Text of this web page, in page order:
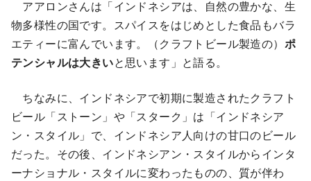
アアロンさんは「インドネシアは、自然の豊かな、生
物多様性の国です。スパイスをはじめとした食品もバラ
エティーに富んでいます。（クラフトビール製造の） ポ
テンシャルは大きいと思います」と語る。
ちなみに、インドネシアで初期に製造されたクラフト
ビール「ストーン」や「スターク」は「インドネシア
ン・スタイル」で、インドネシア人向けの甘口のビール
だった。その後、インドネシアン・スタイルからインタ
ーナショナル・スタイルに変わったものの、質が伴わ